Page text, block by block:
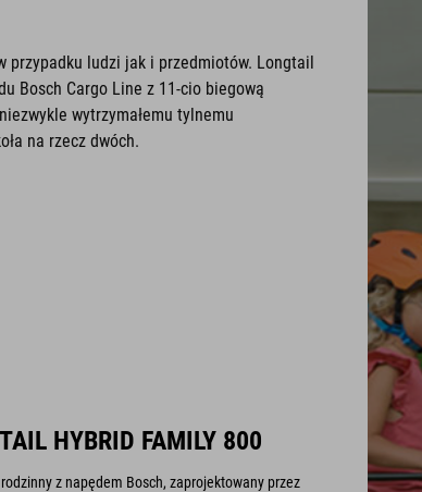
przypadku ludzi jak i przedmiotów. Longtail
Bosch Cargo Line z 11-cio biegową
wytrzymałemu tylnemu
na rzecz dwóch.
HYBRID FAMILY 800
z napędem Bosch, zaprojektowany przez